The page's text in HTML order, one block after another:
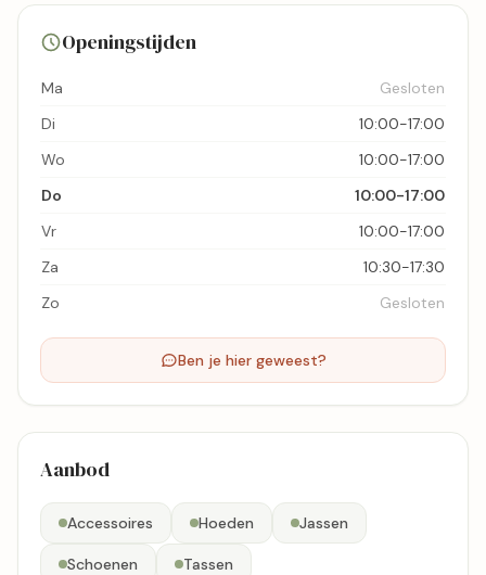
Bekijk kaart
Openingstijden
Ma
Gesloten
Di
10:00-17:00
Wo
10:00-17:00
Do
10:00-17:00
Vr
10:00-17:00
Za
10:30-17:30
Zo
Gesloten
Ben je hier geweest?
Aanbod
Accessoires Hoeden Jassen
Schoenen Tassen